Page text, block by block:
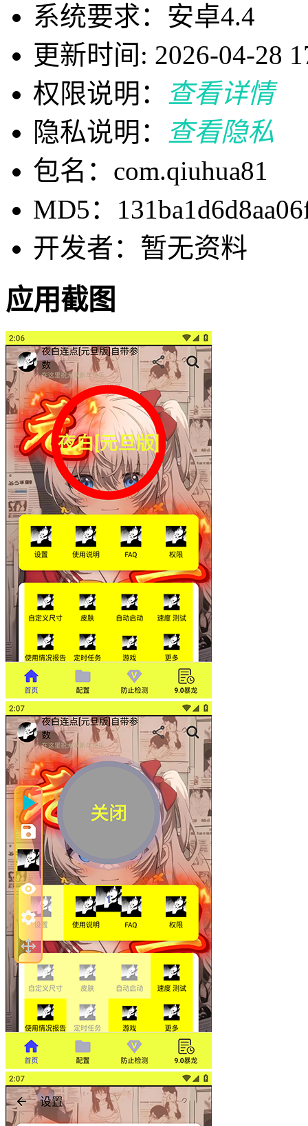
系统要求：安卓4.4
更新时间: 2026-04-28
权限说明：
查看详情
隐私说明：
查看隐私
包名：com.qiuhua81
MD5：
开发者：暂无资料
应用截图